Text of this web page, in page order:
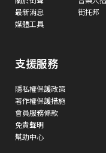
最新消息
媒體工具
街托邦
支援服務
隱私權保護政策
著作權保護措施
會員服務條款
免責聲明
幫助中心